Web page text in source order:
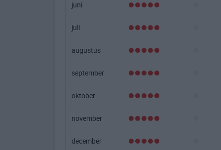
juni
juli
augustus
september
oktober
november
december